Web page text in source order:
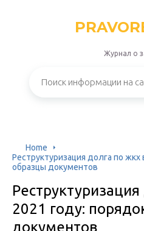
Журнал о
Home
Реструктуризация долга по жкх
образцы документов
2021 году:
документов